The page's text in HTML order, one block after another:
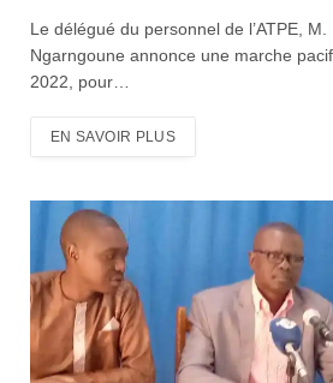
Le délégué du personnel de l’ATPE,
Ngarngoune annonce une marche
2022, pour…
EN SAVOIR PLUS